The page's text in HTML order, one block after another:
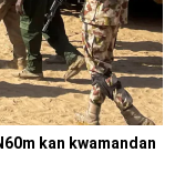
kan kwamandan